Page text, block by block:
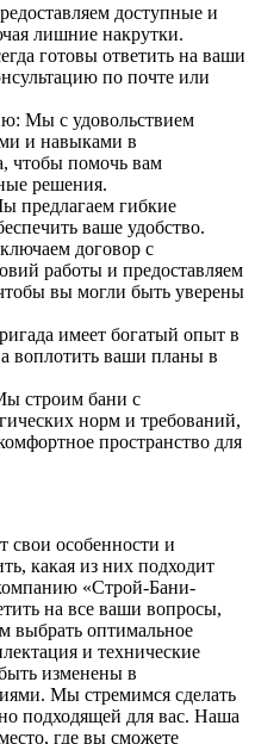
доступные и
лишние накрутки.
готовы ответить на ваши
по почте или
Мы с удовольствием
и навыками в
чтобы помочь вам
решения.
предлагаем гибкие
ваше удобство.
договор с
работы и предоставляем
вы могли быть уверены
имеет богатый опыт в
воплотить ваши планы в
строим бани с
норм и требований,
пространство для
свои особенности и
какая из них подходит
«Строй-Бани-
на все ваши вопросы,
выбрать оптимальное
и технические
изменены в
Мы стремимся сделать
подходящей для вас. Наша
где вы сможете